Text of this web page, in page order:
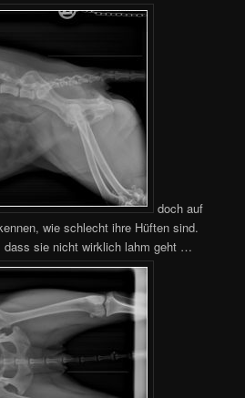
doch auf
wie schlecht ihre Hüften sind.
dass sie nicht wirklich lahm geht …